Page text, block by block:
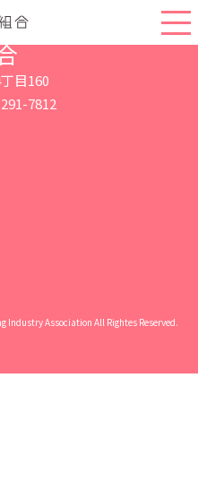
目160
7812
Association All Rightes Reserved.